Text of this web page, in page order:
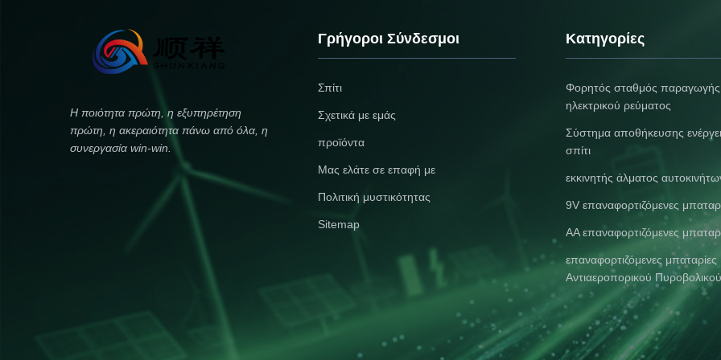
Input 5V/600mA Output 700mA
(Max) Charging Method Type-C
Charging Product Size 48.5 * 26.5
* 17.5mm Gross Weight 30g Color
devices including: Smoke Alarms
Microphones Wire
Features & Benefits Complete Kit
with 4 High-Cycle Batteries This
value package includes 4 premium
each capable of up to 1200 charge
batteries provide long
for smoke detectors, guitar pedals,
and various electronic devices
requiring reliable power. Technical
9V Nominal Voltage
Capacity 1200mAh
Solid State Cathode
LiFePO4 Cell Type
Operating Temperature
80°C Charging Type
Charging Model
Place of Origin
Η ποιότητα πρώτη, η εξυπηρέτηση
πρώτη, η ακεραιότητα πάνω από όλα, η
συνεργασία win-win.
Γρήγοροι Σύνδεσμοι
Σπίτι
Σχετικά με εμάς
προϊόντα
Μας ελάτε σε επαφή με
Πολιτική μυστικότητας
Sitemap
Κατηγορίες
Φορητός σταθμός παραγωγής
ηλεκτρικού ρεύματος
Σύστημα αποθήκευσης
σπίτι
εκκινητής άλματος
9V επαναφορτιζόμενες
AA επαναφορτιζόμενες
επαναφορτιζόμενες μπαταρίες
Αντιαεροπορικού Πυροβολικού